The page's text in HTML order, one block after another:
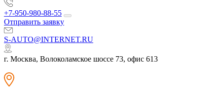
+7-950-980-88-55
Отправить заявку
S-AUTO@INTERNET.RU
г. Москва, Волоколамское шоссе 73, офис 613